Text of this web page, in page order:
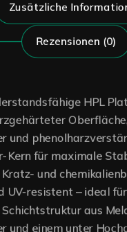
Zusätzliche
Rezensionen (0)
HPL
und
Kern für maximale
und
UV-resistent – ideal für
aus
und einem unter